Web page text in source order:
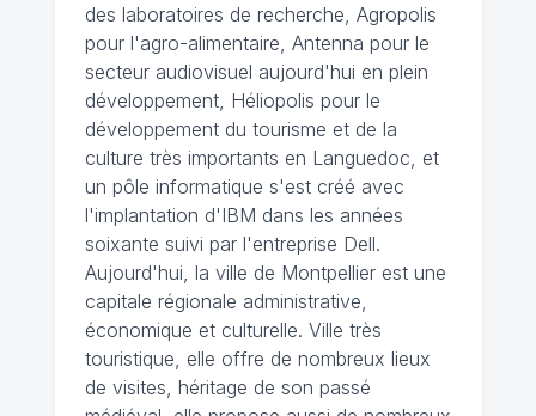
des laboratoires de recherche, Agropolis
pour l'agro-alimentaire, Antenna pour le
secteur audiovisuel aujourd'hui en plein
développement, Héliopolis pour le
développement du tourisme et de la
culture très importants en Languedoc, et
un pôle informatique s'est créé avec
l'implantation d'IBM dans les années
soixante suivi par l'entreprise Dell.
Aujourd'hui, la ville de Montpellier est une
capitale régionale administrative,
économique et culturelle. Ville très
touristique, elle offre de nombreux lieux
de visites, héritage de son passé